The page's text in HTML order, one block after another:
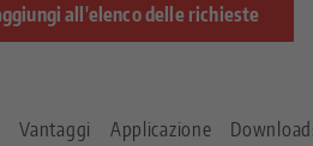
all'elenco delle richieste
Vantaggi Applicazione